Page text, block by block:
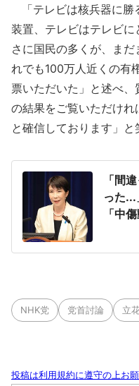
「テレビは核兵器に勝
装置、テレビはテレビに
さに国民の多くが、ま
れでも100万人近くの有
票いただいた」と述べ
の結果をご覧いただけ
と確信しております」と
「間
った
「中
NHK党 党首討論 立